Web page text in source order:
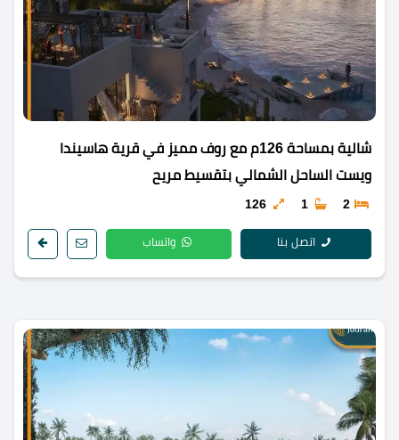
شالية بمساحة 126م مع روف مميز في قرية هاسيندا
ويست الساحل الشمالي بتقسيط مريح
2
1
126
اتصل بنا واتساب